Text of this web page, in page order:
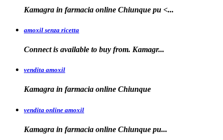
Kamagra in farmacia online Chiunque pu <...
amoxil senza ricetta
Connect is available to buy from. Kamagr...
vendita amoxil
Kamagra in farmacia online Chiunque
vendita online amoxil
Kamagra in farmacia online Chiunque pu...